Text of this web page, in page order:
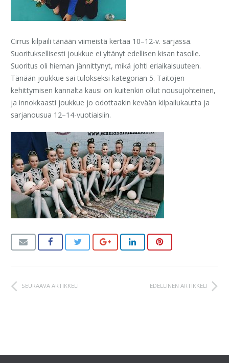
Cirrus kilpaili tänään viimeistä kertaa 10–12-v. sarjassa.
Suorituksellisesti joukkue ei yltänyt edellisen kisan tasolle.
Suoritus oli hieman jännittynyt, mikä johti eriaikaisuuteen.
Tänään joukkue sai tulokseksi kategorian 5. Taitojen
kehittymisen kannalta kausi on kuitenkin ollut nousujohteinen,
ja innokkaasti joukkue jo odottaakin kevään kilpailukautta ja
sarjanousua 12–14-vuotiaisiin.
EDELLINEN ARTIKKELI
SEURAAVA ARTIKKELI